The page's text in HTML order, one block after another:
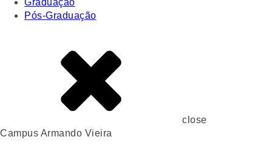
Graduação
Pós-Graduação
close
Campus Armando Vieira